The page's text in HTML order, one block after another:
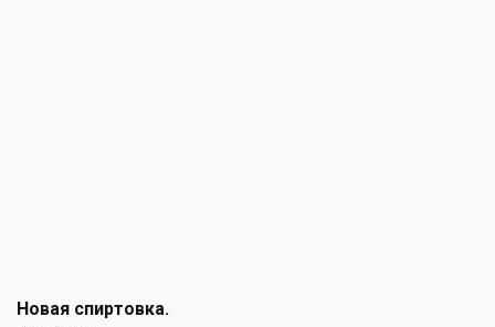
Новая спиртовка.